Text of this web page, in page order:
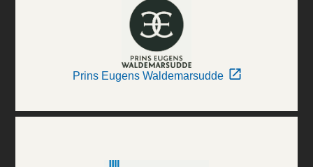
Prins Eugens Waldemarsudde